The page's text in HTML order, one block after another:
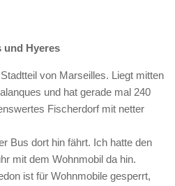
und Hyeres
von Marseilles. Liegt mitten
und hat gerade mal 240
Fischerdorf mit netter
Bus dort hin fährt. Ich hatte den
mit dem Wohnmobil da hin.
ist für Wohnmobile gesperrt,